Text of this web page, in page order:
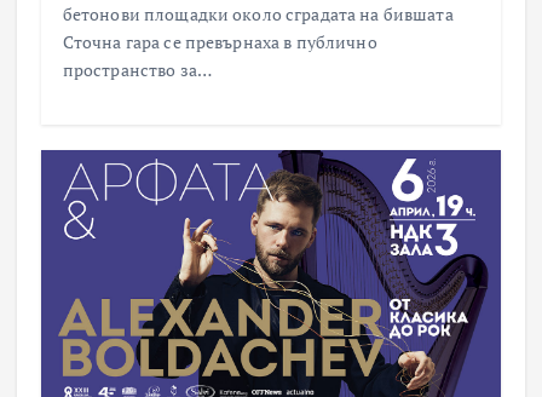
бетонови площадки около сградата на бившата
Сточна гара се превърнаха в публично
пространство за…